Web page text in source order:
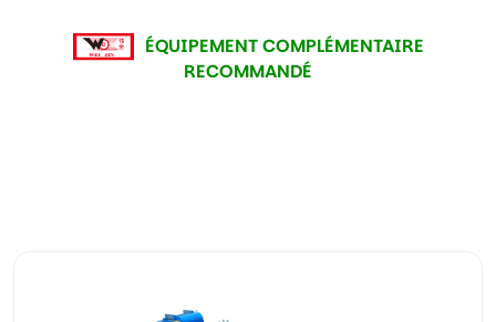
ÉQUIPEMENT COMPLÉMENTAIRE
RECOMMANDÉ